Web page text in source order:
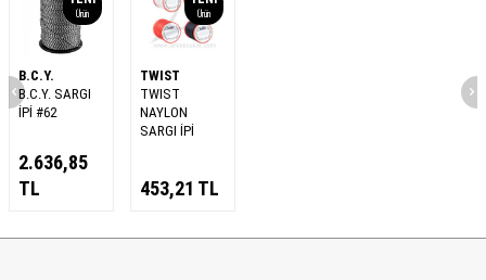
Ürün
B.C.Y.
B.C.Y. SARGI
İPİ #62
2.636,85
TL
Ürün
TWIST
TWIST
NAYLON
SARGI İPİ
453,21 TL